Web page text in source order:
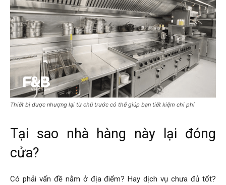
Thiết bị được nhượng lại từ chủ trước có thể giúp bạn tiết kiệm chi phí
Tại sao nhà hàng này lại đóng
cửa?
Có phải vấn đề nằm ở địa điểm? Hay dịch vụ chưa đủ tốt?